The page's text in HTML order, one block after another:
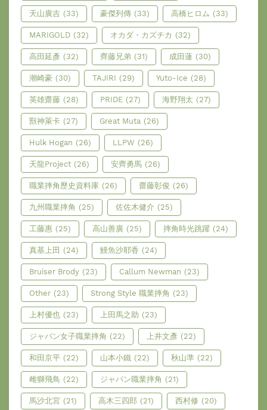
天山廣吉 (33) 豪傑列傳 (33) 高橋ヒロム (33)
MARIGOLD (32) オカダ・カズチカ (32)
高田延彥 (32) 齊藤兄弟 (31) 成田蓮 (30)
潮崎豪 (30) TAJIRI (29) Yuto-Ice (28)
英雄齋藤 (28) PRIDE (27) 海野翔太 (27)
獸神萊卡 (27) Great Muta (26)
Hulk Hogan (26) LLPW (26)
天龍Project (26) 安齊勇馬 (26)
職業摔角歷史資料庫 (26) 齋藤彰俊 (26)
九州職業摔角 (25) 佐佐木健介 (25)
工藤惠 (25) 高山善廣 (25) 摔角時光跳躍 (24)
真基上田 (24) 鰻魚沙耶香 (24)
Bruiser Brody (23) Callum Newman (23)
Other (23) Strong Style 職業摔角 (23)
上村優也 (23) 上田馬之助 (23)
ジャパン女子職業摔角 (22) 上井文彥 (22)
和田京平 (22) 山本小鐵 (22) 秋山準 (22)
雌獅飛鳥 (22) ジャパン職業摔角 (21)
馬沙北宮 (21) 高木三四郎 (21) 西村修 (20)